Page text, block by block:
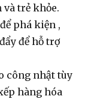
trẻ khỏe.
phá kiện ,
để hỗ trợ
công nhật tùy
hàng hóa